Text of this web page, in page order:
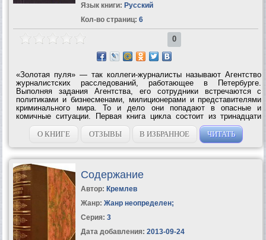
Язык книги: Русский
Кол-во страниц: 6
0
«Золотая пуля» — так коллеги-журналисты называют Агентство
журналистских расследований, работающее в Петербурге.
Выполняя задания Агентства, его сотрудники встречаются с
политиками и бизнесменами, милиционерами и представителями
криминального мира. То и дело они попадают в опасные и
комичные ситуации. Первая книга цикла состоит из тринадцати
новелл, рассказываемых от лица журналистов, работающих в
Агентстве. У каждого из них...
О КНИГЕ ОТЗЫВЫ В ИЗБРАННОЕ ЧИТАТЬ
Содержание
Автор: Кремлев
Жанр: Жанр неопределен;
Серия: 3
Дата добавления: 2013-09-24